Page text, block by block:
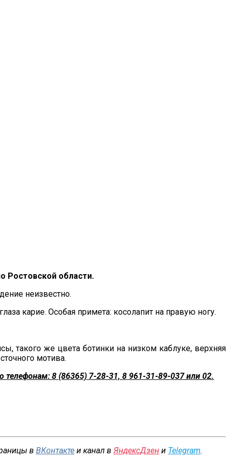
Ростовской области.
неизвестно.
карие. Особая примета: косолапит на правую ногу.
же цвета ботинки на низком каблуке, верхняя
мотива.
8 (86365) 7-28-31, 8 961-31-89-037 или 02.
в ВКонтакте и канал в ЯндексДзен и Telegram.